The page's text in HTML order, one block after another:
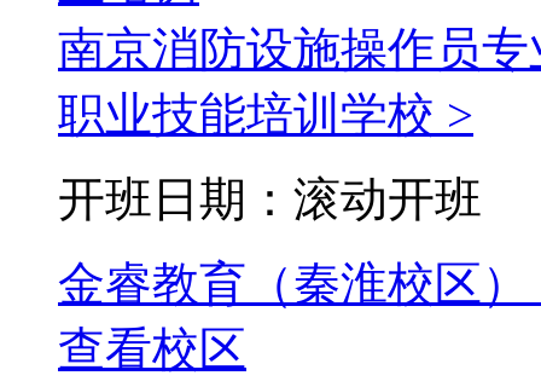
南京消防设施操作员
职业技能培训学校 >
开班日期：滚动开班
金睿教育（秦淮校区）
查看校区